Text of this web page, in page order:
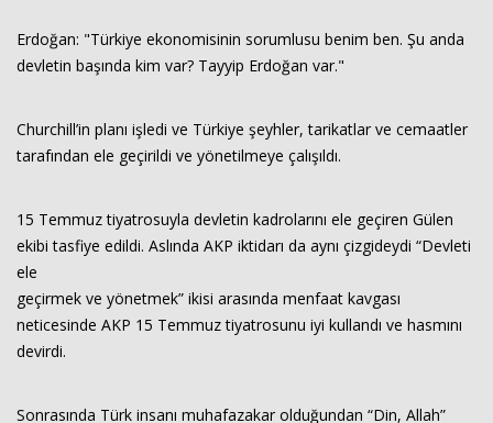
Erdoğan: "Türkiye ekonomisinin sorumlusu benim ben. Şu anda
devletin başında kim var? Tayyip Erdoğan var."
Churchill’in planı işledi ve Türkiye şeyhler, tarikatlar ve cemaatler
tarafından ele geçirildi ve yönetilmeye çalışıldı.
15 Temmuz tiyatrosuyla devletin kadrolarını ele geçiren Gülen
ekibi tasfiye edildi. Aslında AKP iktidarı da aynı çizgideydi “Devleti
ele
geçirmek ve yönetmek” ikisi arasında menfaat kavgası
neticesinde AKP 15 Temmuz tiyatrosunu iyi kullandı ve hasmını
devirdi.
Sonrasında Türk insanı muhafazakar olduğundan “Din, Allah”